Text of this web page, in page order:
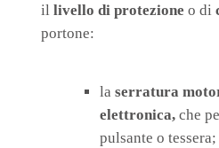
il livello di protezione o di
portone:
la serratura
elettronica, che
pulsante o tessera;